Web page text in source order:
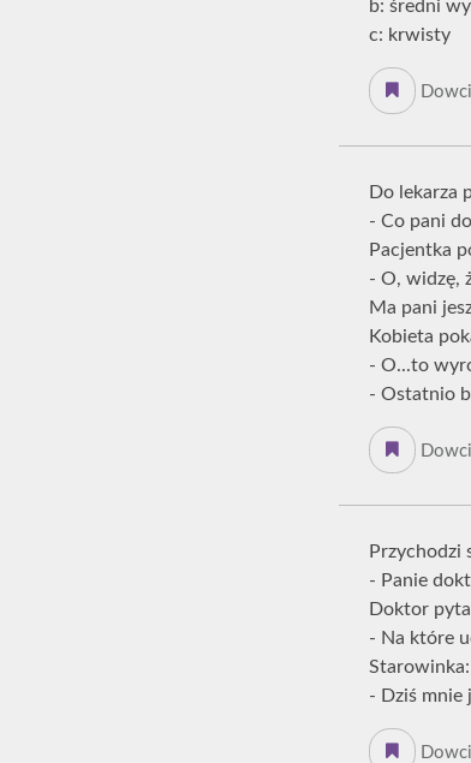
b: średni
c: krwisty
Do lekarza
- Co pani
Pacjentka
- O, widzę,
Ma pani
Kobieta
- O...to
- Ostatnio
Przychodzi
- Panie
Doktor
- Na które
Starowinka:
- Dziś mnie